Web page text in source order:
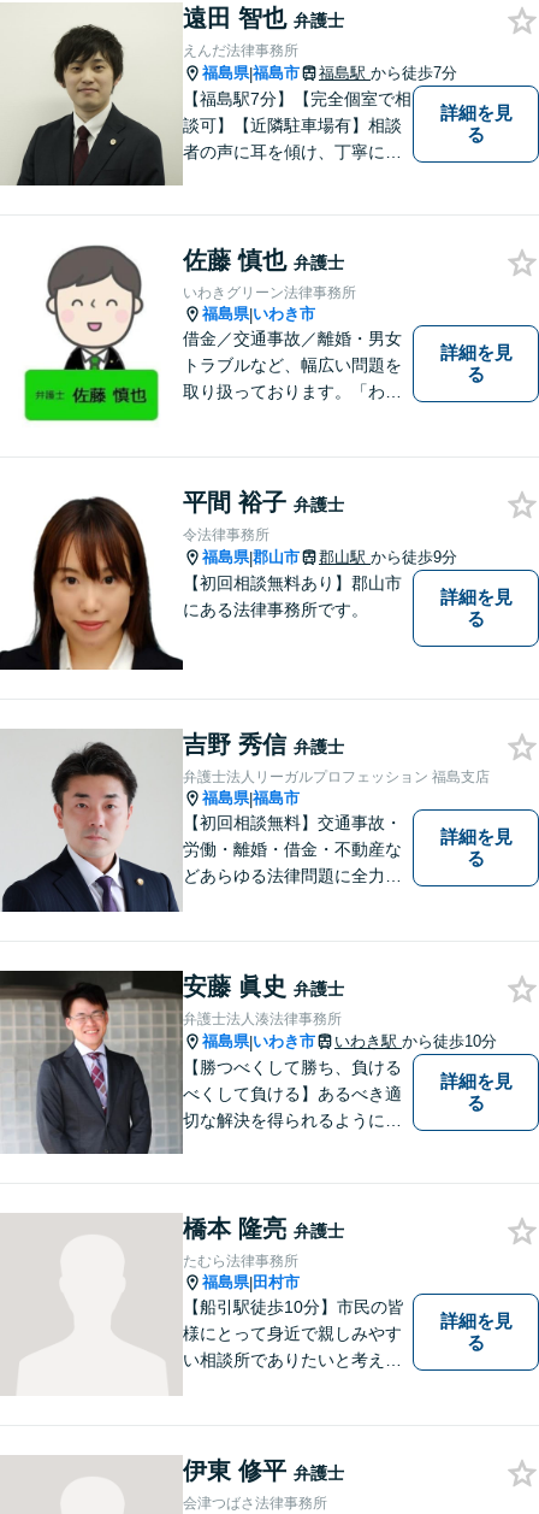
と思わず、お困りの方は是非
ご相談ください。
遠田 智也 弁護士
えんだ法律事務所
福島県|福島市 福島駅 から徒歩7分
【福島駅7分】【完全個室で相
談可】【近隣駐車場有】相談
者の声に耳を傾け、丁寧にわ
った」と思っていただけるよ
うに全力を尽くしていきま
す。
詳細を見
る
佐藤 慎也 弁護士
いわきグリーン法律事務所
福島県|いわき市
借金／交通事故／離婚・男女
トラブルなど、幅広い問題を
取り扱っております。「わか
ります。【無料駐車場あり】
詳細を見
る
平間 裕子 弁護士
令法律事務所
福島県|郡山市 郡山駅 から徒歩9分
【初回相談無料あり】郡山市
にある法律事務所です。
詳細を見
る
吉野 秀信 弁護士
弁護士法人リーガルプロフェッション 福島支店
福島県|福島市
【初回相談無料】交通事故・
労働・離婚・借金・不動産な
どあらゆる法律問題に全力を
す。お困りの方はまずはご相
談ください。
詳細を見
る
安藤 眞史 弁護士
弁護士法人湊法律事務所
福島県|いわき市 いわき駅 から徒歩10分
【勝つべくして勝ち、負ける
べくして負ける】あるべき適
切な解決を得られるように全
ます。
詳細を見
る
橋本 隆亮 弁護士
たむら法律事務所
福島県|田村市
【船引駅徒歩10分】市民の皆
様にとって身近で親しみやす
い相談所でありたいと考えて
ださい。 https://tamura-law.bi
z/ （公式ホームページ）
詳細を見
る
伊東 修平 弁護士
会津つばさ法律事務所